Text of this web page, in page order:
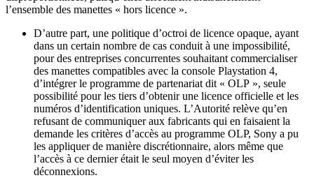
l’ensemble des manettes « hors licence ».
D’autre part, une politique d’octroi de licence opaque, ayant
dans un certain nombre de cas conduit à une impossibilité,
pour des entreprises concurrentes souhaitant commercialiser
des manettes compatibles avec la console Playstation 4,
d’intégrer le programme de partenariat dit « OLP », seule
possibilité pour les tiers d’obtenir une licence officielle et les
numéros d’identification uniques. L’Autorité relève qu’en
refusant de communiquer aux fabricants qui en faisaient la
demande les critères d’accès au programme OLP, Sony a pu
les appliquer de manière discrétionnaire, alors même que
l’accès à ce dernier était le seul moyen d’éviter les
déconnexions.